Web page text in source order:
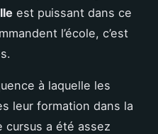
est puissant dans ce
l’école, c’est
à laquelle les
leur formation dans la
cursus a été assez